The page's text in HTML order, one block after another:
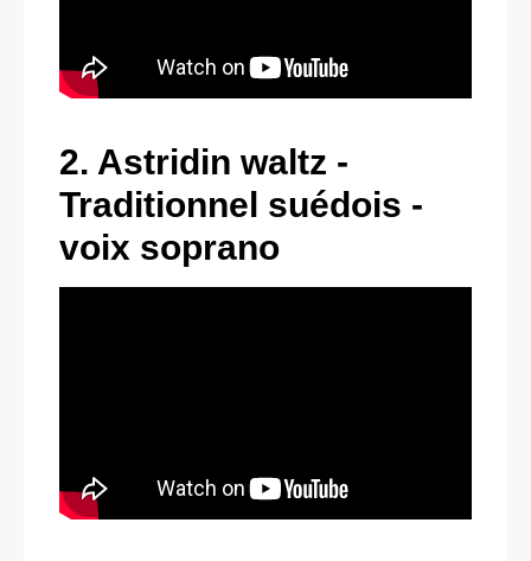
2. Astridin waltz -
Traditionnel suédois -
voix soprano